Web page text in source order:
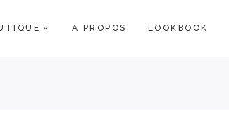
A PROPOS LOOKBOOK